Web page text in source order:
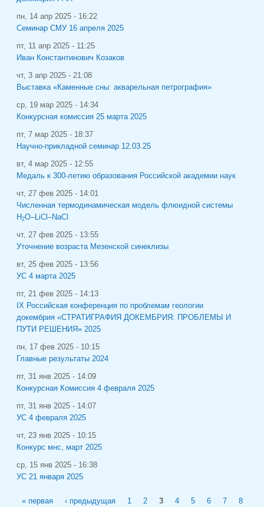
пн, 14 апр 2025 - 16:22
Семинар СМУ 16 апреля 2025
пт, 11 апр 2025 - 11:25
Иван Константинович Козаков
чт, 3 апр 2025 - 21:08
Выставка «Каменные сны: акварельная петрография»
ср, 19 мар 2025 - 14:34
Конкурсная комиссия 25 марта 2025
пт, 7 мар 2025 - 18:37
Научно-прикладной семинар 12.03.25
вт, 4 мар 2025 - 12:55
Медаль к 300-летию образования Российской академии наук
чт, 27 фев 2025 - 14:01
Численная термодинамическая модель флюидной системы
H2O–LiCl–NaCl
чт, 27 фев 2025 - 13:55
Уточнение возраста Мезенской синеклизы
вт, 25 фев 2025 - 13:56
УС 4 марта 2025
пт, 21 фев 2025 - 14:13
IХ Российская конференция по проблемам геологии
докембрия «СТРАТИГРАФИЯ ДОКЕМБРИЯ: ПРОБЛЕМЫ И
ПУТИ РЕШЕНИЯ» 2025
пн, 17 фев 2025 - 10:15
Главные результаты 2024
пт, 31 янв 2025 - 14:09
Конкурсная Комиссия 4 февраля 2025
пт, 31 янв 2025 - 14:07
УС 4 февраля 2025
чт, 23 янв 2025 - 10:15
Конкурс мнс, март 2025
ср, 15 янв 2025 - 16:38
УС 21 января 2025
« первая ‹ предыдущая 1 2 3 4 5 6 7 8